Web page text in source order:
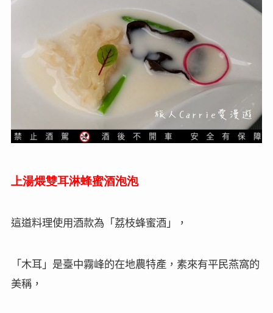
上湯煨雙耳淋蜂蜜酒泡泡
這道料理使用酒款為「荔枝蜂蜜酒」，
「木耳」是臺中霧峰的在地農特產，素來有平民燕窩的
美稱，